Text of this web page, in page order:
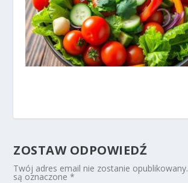
ZOSTAW ODPOWIEDŹ
Twój adres email nie zostanie opublikowany.
są oznaczone*